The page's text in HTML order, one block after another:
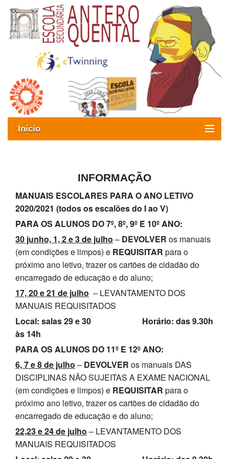
Início
SIGE
SASE
Clubes Escolares
FORmaESAQ
@parlamentodosjovens_esaq
@oficina.do.largo
@clube_robotica.esaq
ALUNOS
INFORMAÇÃO
MANUAIS ESCOLARES PARA O ANO LETIVO
2020/2021 (todos os escalões do I ao V)
PARA OS ALUNOS DO 7º, 8º, 9º E 10º ANO:
30 junho, 1, 2 e 3 de julho – DEVOLVER os manuais
(em condições e limpos) e REQUISITAR para o
próximo ano letivo, trazer os cartões de cidadão do
encarregado de educação e do aluno;
17, 20 e 21 de julho – LEVANTAMENTO DOS
MANUAIS REQUISITADOS
Local: salas 29 e 30 Horário: das 9.30h
às 14h
PARA OS ALUNOS DO 11º E 12º ANO:
6, 7 e 8 de julho – DEVOLVER os manuais DAS
DISCIPLINAS NÃO SUJEITAS A EXAME NACIONAL
(em condições e limpos) e REQUISITAR para o
próximo ano letivo, trazer os cartões de cidadão do
encarregado de educação e do aluno;
22,23 e 24 de julho – LEVANTAMENTO DOS
MANUAIS REQUISITADOS